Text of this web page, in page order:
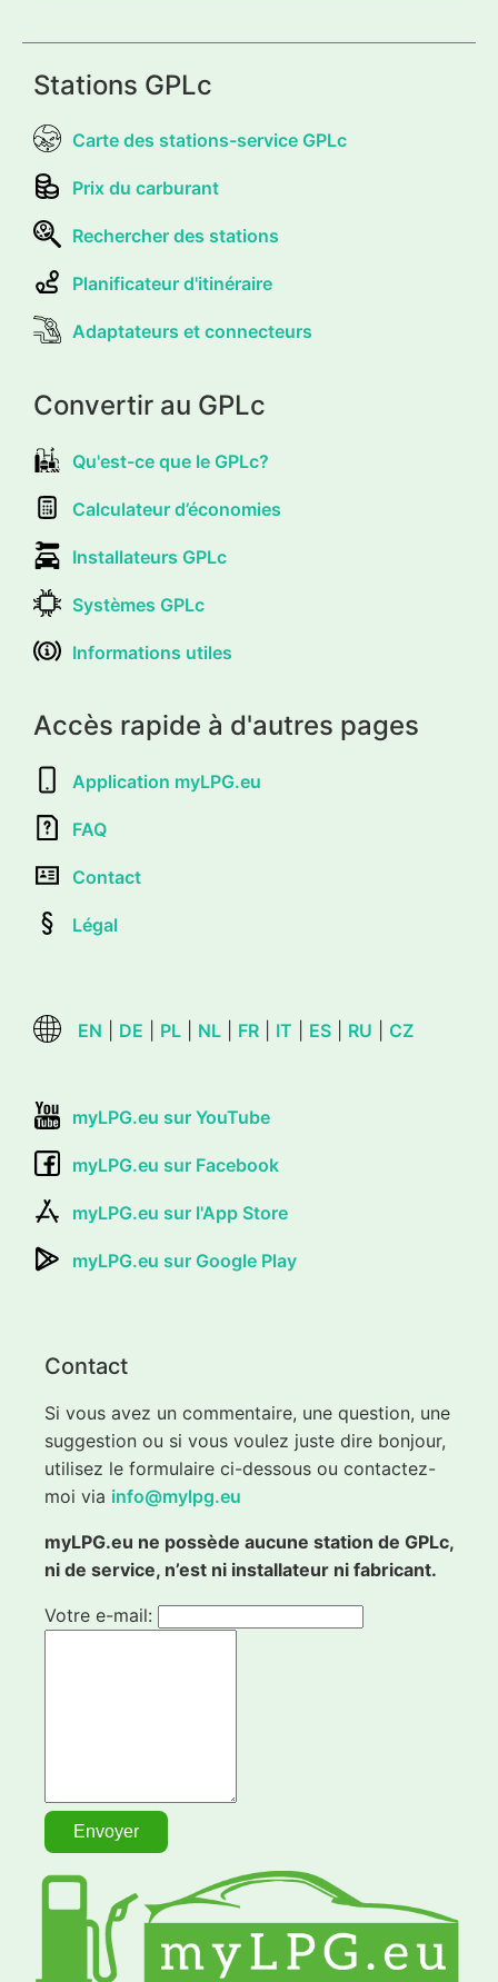
Stations GPLc
Carte des stations-service GPLc
Prix du carburant
Rechercher des stations
Planificateur d'itinéraire
Adaptateurs et connecteurs
Convertir au GPLc
Qu'est-ce que le GPLc?
Calculateur d’économies
Installateurs GPLc
Systèmes GPLc
Informations utiles
Accès rapide à d'autres pages
Application myLPG.eu
FAQ
Contact
Légal
EN DE PL NL FR IT ES RU CZ
myLPG.eu sur YouTube
myLPG.eu sur Facebook
myLPG.eu sur l'App Store
myLPG.eu sur Google Play
Contact
Si vous avez un commentaire, une question, une
suggestion ou si vous voulez juste dire bonjour,
utilisez le formulaire ci-dessous ou contactez-
moi via info@mylpg.eu
myLPG.eu ne possède aucune station de GPLc,
ni de service, n’est ni installateur ni fabricant.
Votre e-mail: